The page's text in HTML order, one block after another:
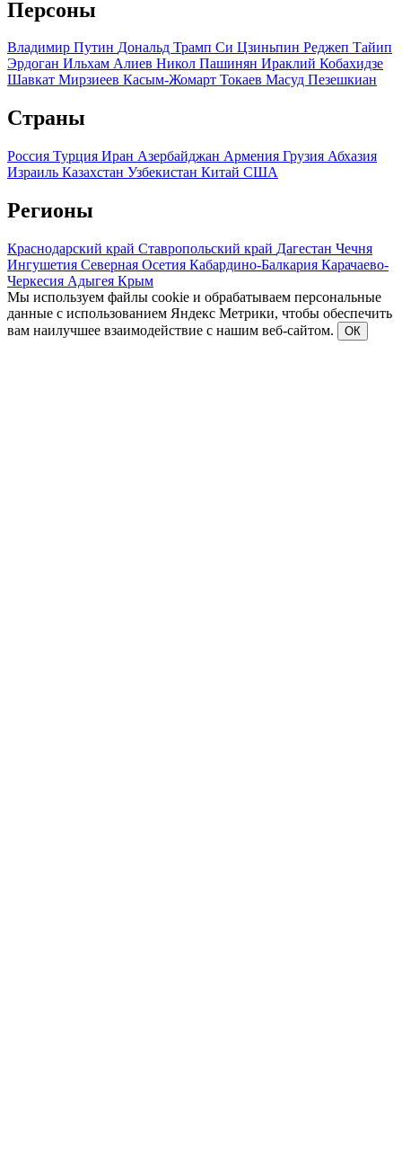
Персоны
Владимир Путин Дональд Трамп Си Цзиньпин Реджеп Тайип
Эрдоган Ильхам Алиев Никол Пашинян Ираклий Кобахидзе
Шавкат Мирзиеев Касым-Жомарт Токаев Масуд Пезешкиан
Страны
Россия Турция Иран Азербайджан Армения Грузия Абхазия
Израиль Казахстан Узбекистан Китай США
Регионы
Краснодарский край Ставропольский край Дагестан Чечня
Ингушетия Северная Осетия Кабардино-Балкария Карачаево-
Черкесия Адыгея Крым
Мы используем файлы cookie и обрабатываем персональные
данные с использованием Яндекс Метрики, чтобы обеспечить
вам наилучшее взаимодействие с нашим веб-сайтом.
ОК